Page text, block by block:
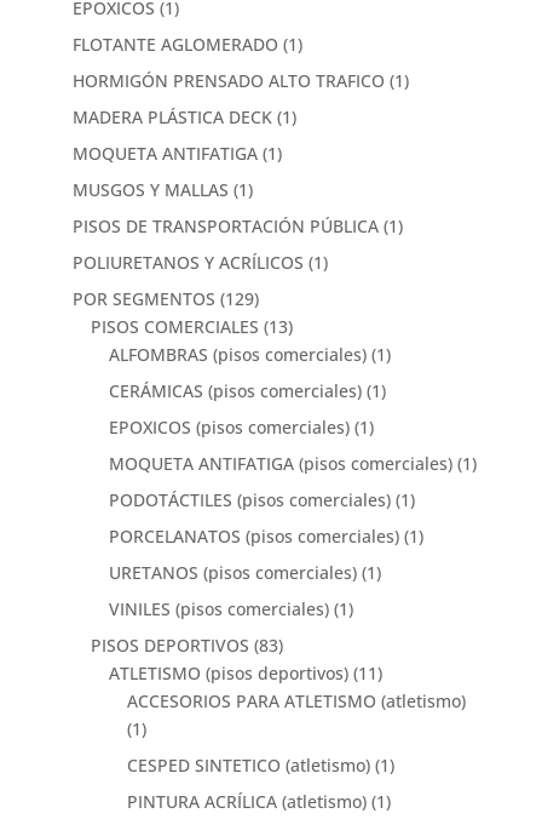
EPOXICOS (1)
FLOTANTE AGLOMERADO (1)
HORMIGÓN PRENSADO ALTO TRAFICO (1)
MADERA PLÁSTICA DECK (1)
MOQUETA ANTIFATIGA (1)
MUSGOS Y MALLAS (1)
PISOS DE TRANSPORTACIÓN PÚBLICA (1)
POLIURETANOS Y ACRÍLICOS (1)
POR SEGMENTOS (129)
PISOS COMERCIALES (13)
ALFOMBRAS (pisos comerciales) (1)
CERÁMICAS (pisos comerciales) (1)
EPOXICOS (pisos comerciales) (1)
MOQUETA ANTIFATIGA (pisos comerciales) (1)
PODOTÁCTILES (pisos comerciales) (1)
PORCELANATOS (pisos comerciales) (1)
URETANOS (pisos comerciales) (1)
VINILES (pisos comerciales) (1)
PISOS DEPORTIVOS (83)
ATLETISMO (pisos deportivos) (11)
ACCESORIOS PARA ATLETISMO (atletismo)
(1)
CESPED SINTETICO (atletismo) (1)
PINTURA ACRÍLICA (atletismo) (1)